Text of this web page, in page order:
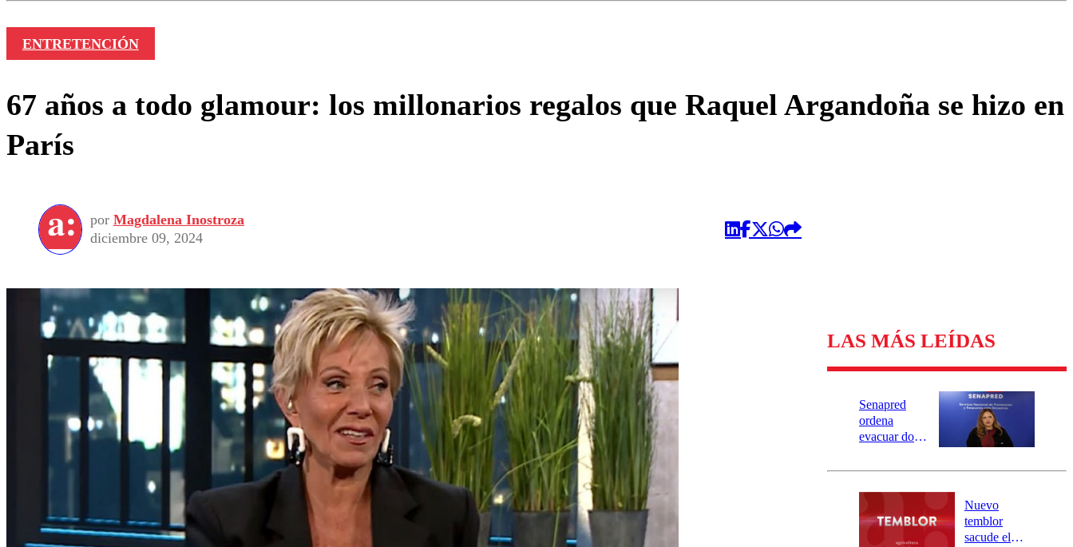
ENTRETENCIÓN
67 años a todo glamour: los millonarios regalos que Raquel Argandoña se hizo en
París
por Magdalena Inostroza
diciembre 09, 2024
LAS MÁS LEÍDAS
Senapred
ordena
evacuar dos
Carahue por
río Damas:
activa
mensajería
Nuevo
temblor
sacude el